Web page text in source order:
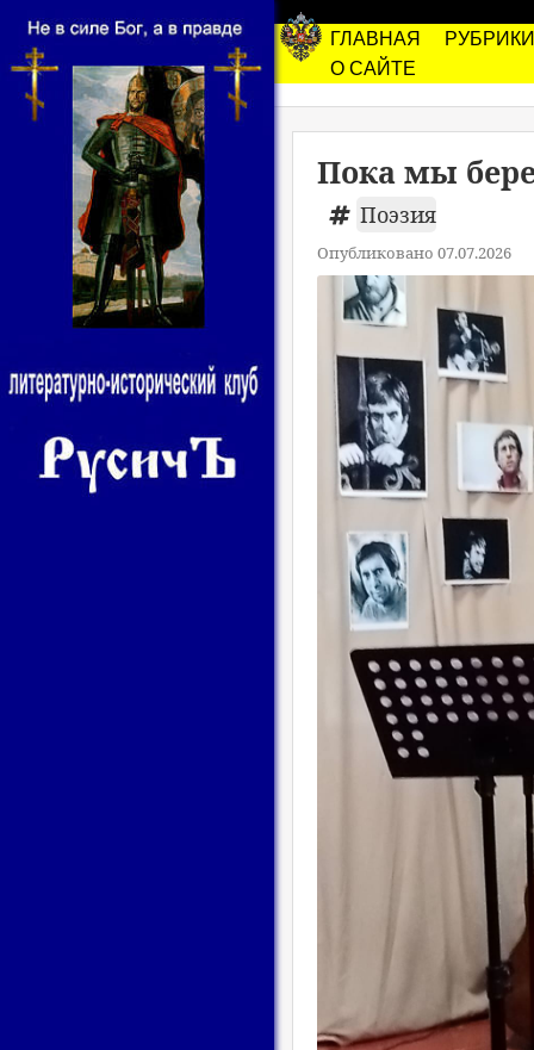
ГЛАВНАЯ
РУБРИКИ
О САЙТЕ
Пока мы
Поэзия
Опубликовано 07.07.2026